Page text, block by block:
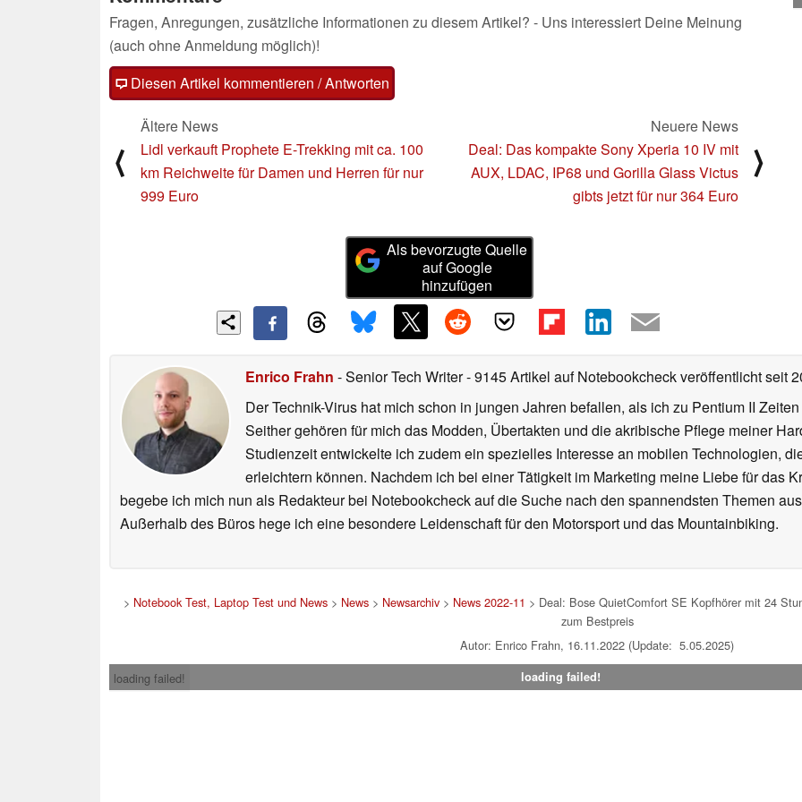
Fragen, Anregungen, zusätzliche Informationen zu diesem Artikel? - Uns interessiert Deine Meinung
(auch ohne Anmeldung möglich)!
Diesen Artikel kommentieren / Antworten
⟨
Ältere News
Lidl verkauft Prophete E-Trekking mit ca. 100
km Reichweite für Damen und Herren für nur
999 Euro
Neuere News
Deal: Das kompakte Sony Xperia 10 IV mit
AUX, LDAC, IP68 und Gorilla Glass Victus
gibts jetzt für nur 364 Euro
⟩
Als bevorzugte Quelle
auf Google
hinzufügen
Enrico Frahn - Senior Tech Writer- 9145 Artikel auf Notebookcheck veröffentlichtseit
Der Technik-Virus hat mich schon in jungen Jahren befallen, als ich zu Pentium II
Seither gehören für mich das Modden, Übertakten und die akribische Pflege meiner
Studienzeit entwickelte ich zudem ein spezielles Interesse an mobilen Technologien,
erleichtern können. Nachdem ich bei einer Tätigkeit im Marketing meine Liebe für das
begebe ich mich nun als Redakteur bei Notebookcheck auf die Suche nach den spannendsten Themen
Außerhalb des Büros hege ich eine besondere Leidenschaft für den Motorsport und das Mountainbiking.
> Notebook Test, Laptop Test und News> News> Newsarchiv> News 2022-11 > Deal: Bose QuietComfort SE Kopfhörer mit 24
zum Bestpreis
Autor: Enrico Frahn, 16.11.2022 (Update: 5.05.2025)
loading failed!
loading failed!